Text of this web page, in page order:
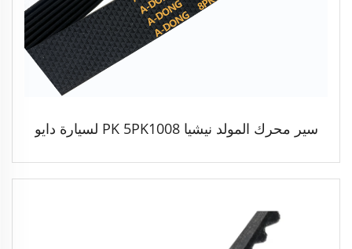
سير محرك المولد نيشيا PK 5PK1008 لسيارة دايو